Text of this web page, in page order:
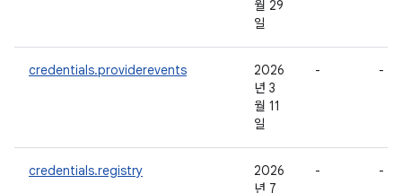
월 29
일
credentials.providerevents
2026
년 3
월 11
일
- -
credentials.registry
2026
년 7
- -